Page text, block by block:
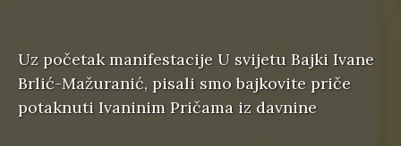
Uz početak manifestacije U svijetu Bajki Ivane
Brlić-Mažuranić, pisali smo bajkovite priče
potaknuti Ivaninim Pričama iz davnine